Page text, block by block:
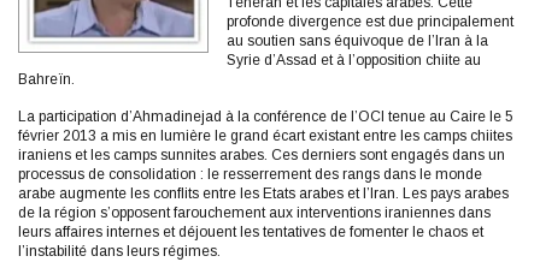
profonde divergence est due principalement
au soutien sans équivoque de l’Iran à la
Syrie d’Assad et à l’opposition chiite au
Bahreïn.
La participation d’Ahmadinejad à la conférence de l’OCI tenue au Caire le 5
février 2013 a mis en lumière le grand écart existant entre les camps chiites
iraniens et les camps sunnites arabes. Ces derniers sont engagés dans un
processus de consolidation : le resserrement des rangs dans le monde
arabe augmente les conflits entre les Etats arabes et l’Iran. Les pays arabes
de la région s’opposent farouchement aux interventions iraniennes dans
leurs affaires internes et déjouent les tentatives de fomenter le chaos et
l’instabilité dans leurs régimes.